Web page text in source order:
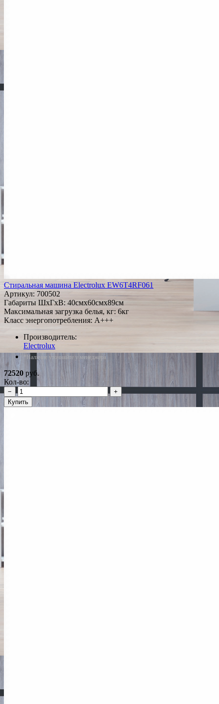
Стиральная машина Electrolux EW6T4RF061
Артикул: 700502
Габариты ШxГxВ: 40смx60смx89см
Максимальная загрузка белья, кг: 6кг
Класс энергопотребления: A+++
Производитель:
Electrolux
*Наличие уточняйте у менеджера
72520 руб.
Кол-во:
−
+
Купить